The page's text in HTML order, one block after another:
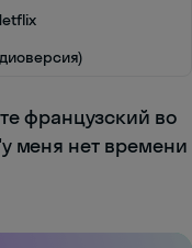
французский во
меня нет времени